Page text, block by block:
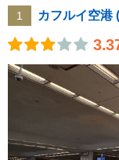
1 カフルイ空港